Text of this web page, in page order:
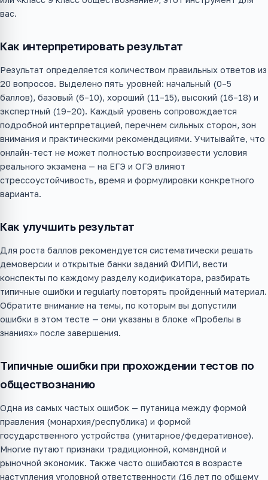
вас.
Как интерпретировать результат
Результат определяется количеством правильных ответов из
20 вопросов. Выделено пять уровней: начальный (0–5
баллов), базовый (6–10), хороший (11–15), высокий (16–18) и
экспертный (19–20). Каждый уровень сопровождается
подробной интерпретацией, перечнем сильных сторон, зон
внимания и практическими рекомендациями. Учитывайте, что
онлайн-тест не может полностью воспроизвести условия
реального экзамена — на ЕГЭ и ОГЭ влияют
стрессоустойчивость, время и формулировки конкретного
варианта.
Как улучшить результат
Для роста баллов рекомендуется систематически решать
демоверсии и открытые банки заданий ФИПИ, вести
конспекты по каждому разделу кодификатора, разбирать
типичные ошибки и regularly повторять пройденный материал.
Обратите внимание на темы, по которым вы допустили
ошибки в этом тесте — они указаны в блоке «Пробелы в
знаниях» после завершения.
Типичные ошибки при прохождении тестов по
обществознанию
Одна из самых частых ошибок — путаница между формой
правления (монархия/республика) и формой
государственного устройства (унитарное/федеративное).
Многие путают признаки традиционной, командной и
рыночной экономик. Также часто ошибаются в возрасте
наступления уголовной ответственности (16 лет по общему